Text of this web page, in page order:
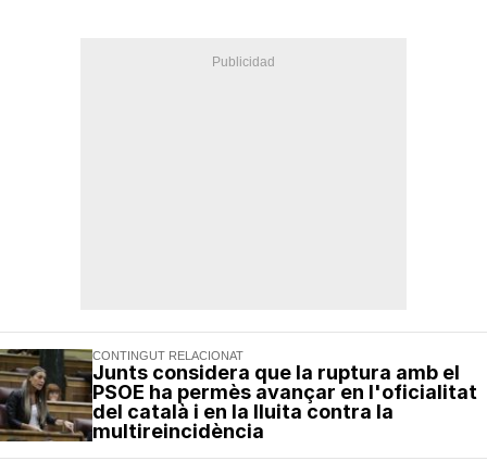
CONTINGUT RELACIONAT
Junts considera que la ruptura amb el
PSOE ha permès avançar en l'oficialitat
del català i en la lluita contra la
multireincidència